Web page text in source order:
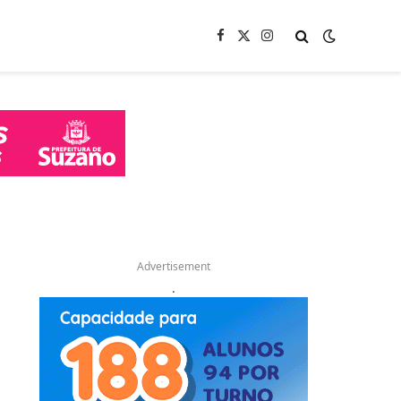
Facebook
X
Instagram
Advertisement
.